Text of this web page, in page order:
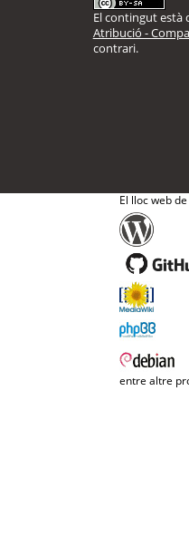
El contingut està
Atribució -
contrari.
El lloc web
entre altre